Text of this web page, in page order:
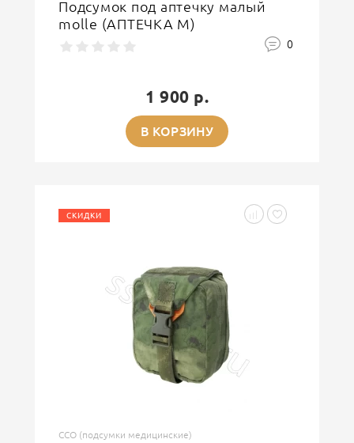
Подсумок под аптечку малый
molle (АПТЕЧКА М)
0
1 900 р.
В КОРЗИНУ
СКИДКИ
ССО (подсумки медицинские)